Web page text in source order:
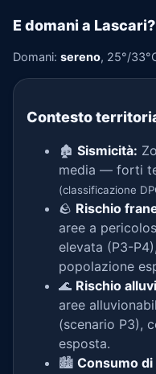
E domani a Lascari?
Domani: sereno, 25°/
Contesto
🏚️ Sismicità:
media — forti
(classificazione
🪨 Rischio
aree a
elevata (P3-
popolazione
🌊 Rischio
aree
(scenario P3),
esposta.
🏙️ Consumo di